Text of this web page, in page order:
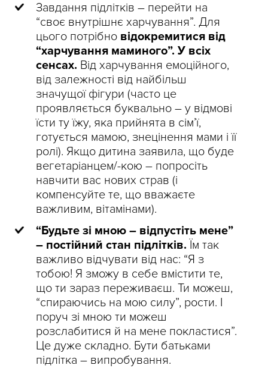
Завдання підлітків – перейти на
“своє внутрішнє харчування”. Для
цього потрібно відокремитися від
“харчування маминого”. У всіх
сенсах. Від харчування емоційного,
від залежності від найбільш
значущої фігури (часто це
проявляється буквально – у відмові
їсти ту їжу, яка прийнята в сім’ї,
готується мамою, знецінення мами і її
ролі). Якщо дитина заявила, що буде
вегетаріанцем/-кою – попросіть
навчити вас нових страв (і
компенсуйте те, що вважаєте
важливим, вітамінами).
“Будьте зі мною – відпустіть мене”
– постійний стан підлітків. Їм так
важливо відчувати від нас: “Я з
тобою! Я зможу в себе вмістити те,
що ти зараз переживаєш. Ти можеш,
“спираючись на мою силу”, рости. І
поруч зі мною ти можеш
розслабитися й на мене покластися”.
Це дуже складно. Бути батьками
підлітка – випробування.